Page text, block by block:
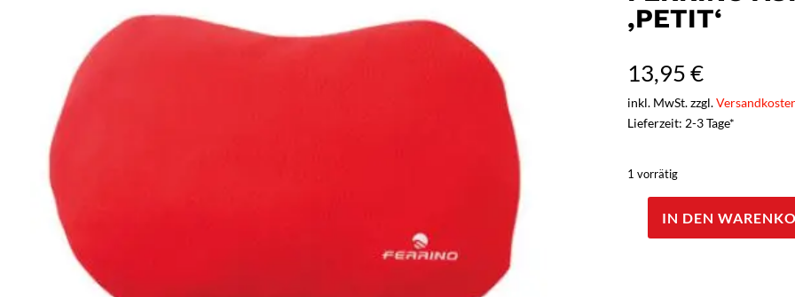
‚PETIT‘
13,95€
inkl. MwSt. zzgl.
Lieferzeit: 2-3 Tage*
1 vorrätig
Ferrino
IN DEN